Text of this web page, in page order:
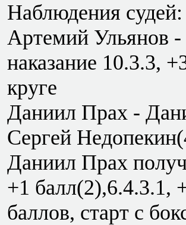
Наблюдения судей:
Артемий Ульянов -
наказание 10.3.3,
круге
Даниил Прах -
Сергей
Даниил Прах
+1 балл(2),6.4.3.1,
баллов, старт с